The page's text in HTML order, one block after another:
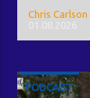
Chris Carlson
PODCAST